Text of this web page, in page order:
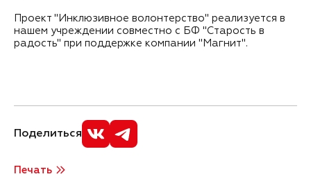
Проект "Инклюзивное волонтерство" реализуется в
нашем учреждении совместно с БФ "Старость в
радость" при поддержке компании "Магнит".
Печать
Поделиться